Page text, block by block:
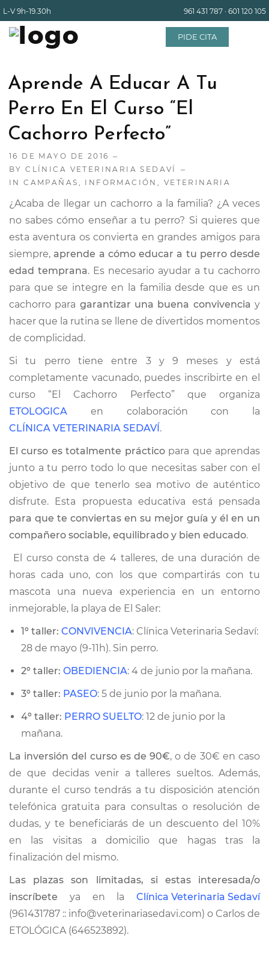
L-V9h-19.30h 961 431 787 · 601 120 105
PIDE CITA
INICIO
EQUIPO
SERVICIOS
INSTALACIONES
BLOG
CONTACTO
Aprende A Educar A Tu
Perro En El Curso “El
Cachorro Perfecto”
16 DE MAYO DE 2016
BYCLÍNICA VETERINARIA SEDAVÍ
INCAMPAÑAS , INFORMACIÓN , VETERINARIA
¿Acaba de llegar un cachorro a la familia? ¿A veces
no sabes cómo enseñar a tu perro? Si quieres que
esta aventura os convierta en grandes amigos para
siempre, aprende a cómo educar a tu perro desde
edad temprana. Es necesario ayudar a tu cachorro
para que se integre en la familia desde que es un
cachorro para garantizar una buena convivencia y
hacer que la rutina se llene de divertidos momentos
de complicidad.
Si tu perro tiene entre 3 y 9 meses y está
completamente vacunado, puedes inscribirte en el
curso “El Cachorro Perfecto” que organiza
ETOLOGICA en colaboración con la
CLÍNICA VETERINARIA SEDAVÍ.‬
El curso es totalmente prácticopara que aprendas
junto a tu perro todo lo que necesitas saber con el
objetivo de que tenerlo sea motivo de auténtico
disfrute. Esta propuesta educativa está pensada
para que te conviertas en su mejor guía y él en un
compañero sociable, equilibrado y bien educado.
El curso consta de 4 talleres, de una duración de
horas cada uno, con los que compartirás con tu
mascota una nueva experiencia en un entorno
inmejorable, la playa de El Saler:
1º taller: CONVIVENCIA: Clínica Veterinaria Sedaví:
28 de mayo (9-11h). Sin perro.
2º taller: OBEDIENCIA: 4 de junio por la mañana.
3º taller: PASEO: 5 de junio por la mañana.
4º taller: PERRO SUELTO: 12 de junio por la
mañana.
La inversión del curso es de 90€, o de 30€ en caso
de que decidas venir a talleres sueltos. Además,
durante el curso tendrás a tu disposición atención
telefónica gratuita para consultas o resolución de
dudas, y te beneficiarás de un descuento del 10%
en las visitas a domicilio que hagas tras la
finalización del mismo.
Las plazas son limitadas, si estas interesada/o
inscríbete ya en la Clínica Veterinaria Sedaví
(961431787 :: info@veterinariasedavi.com) o Carlos de
ETOLÓGICA (646523892).